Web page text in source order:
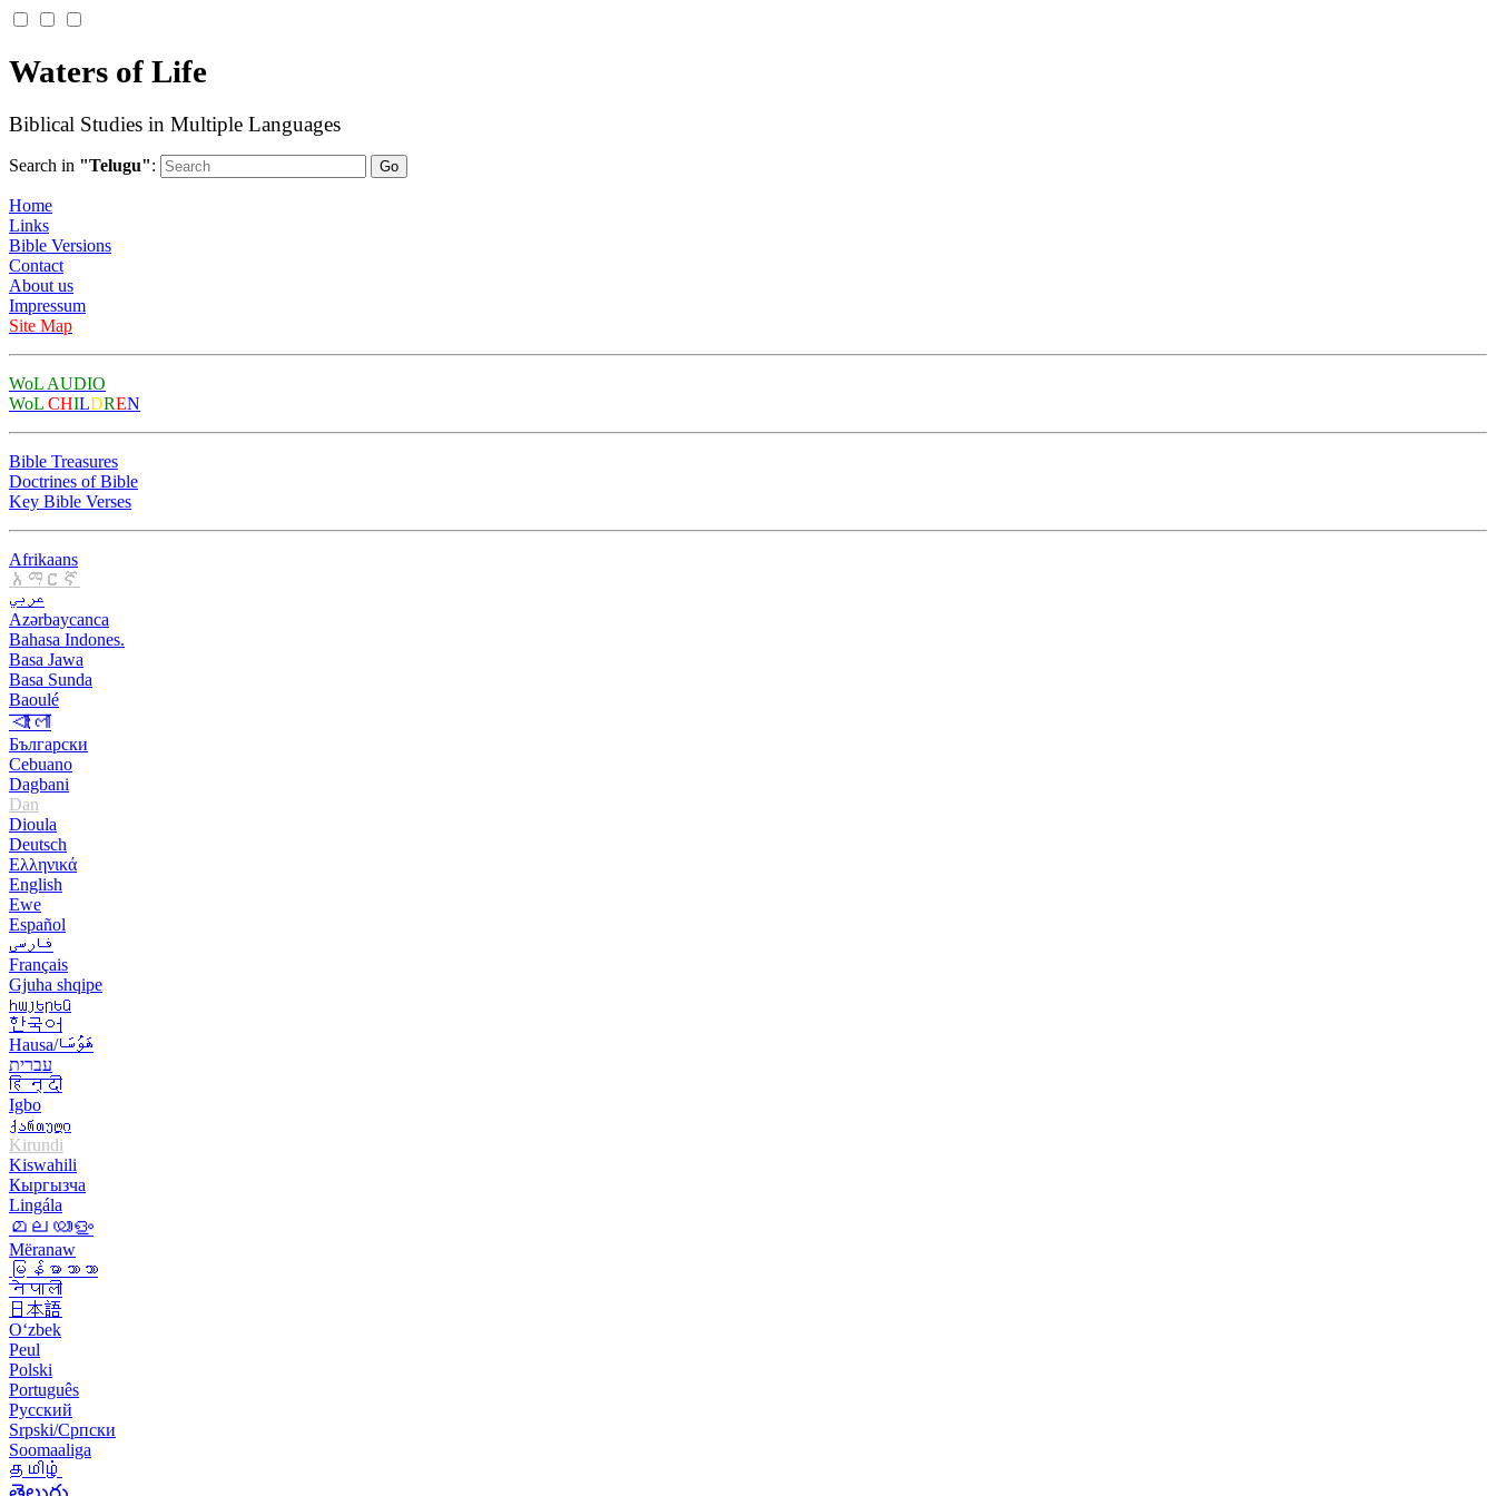
Waters of Life
Biblical Studies in Multiple Languages
Search in "Telugu":
Home
Links
Bible Versions
Contact
About us
Impressum
Site Map
WoL AUDIO
WoL CHILDREN
Bible Treasures
Doctrines of Bible
Key Bible Verses
Afrikaans
አማርኛ
عربي
Azərbaycanca
Bahasa Indones.
Basa Jawa
Basa Sunda
Baoulé
বাংলা
Български
Cebuano
Dagbani
Dan
Dioula
Deutsch
Ελληνικά
English
Ewe
Español
فارسی
Français
Gjuha shqipe
հայերեն
한국어
Hausa/هَوُسَا
עברית
हिन्दी
Igbo
ქართული
Kirundi
Kiswahili
Кыргызча
Lingála
മലയാളം
Mëranaw
မြန်မာဘာသာ
नेपाली
日本語
O‘zbek
Peul
Polski
Português
Русский
Srpski/Српски
Soomaaliga
தமிழ்